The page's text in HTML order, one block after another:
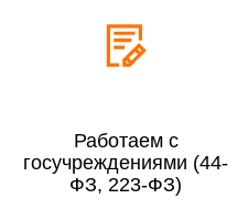
Свыше 300 000 руб.
Сборка в выходные дни и
По Москве
По Московской области
Работаем с
госучреждениями (44-
ФЗ, 223-ФЗ)